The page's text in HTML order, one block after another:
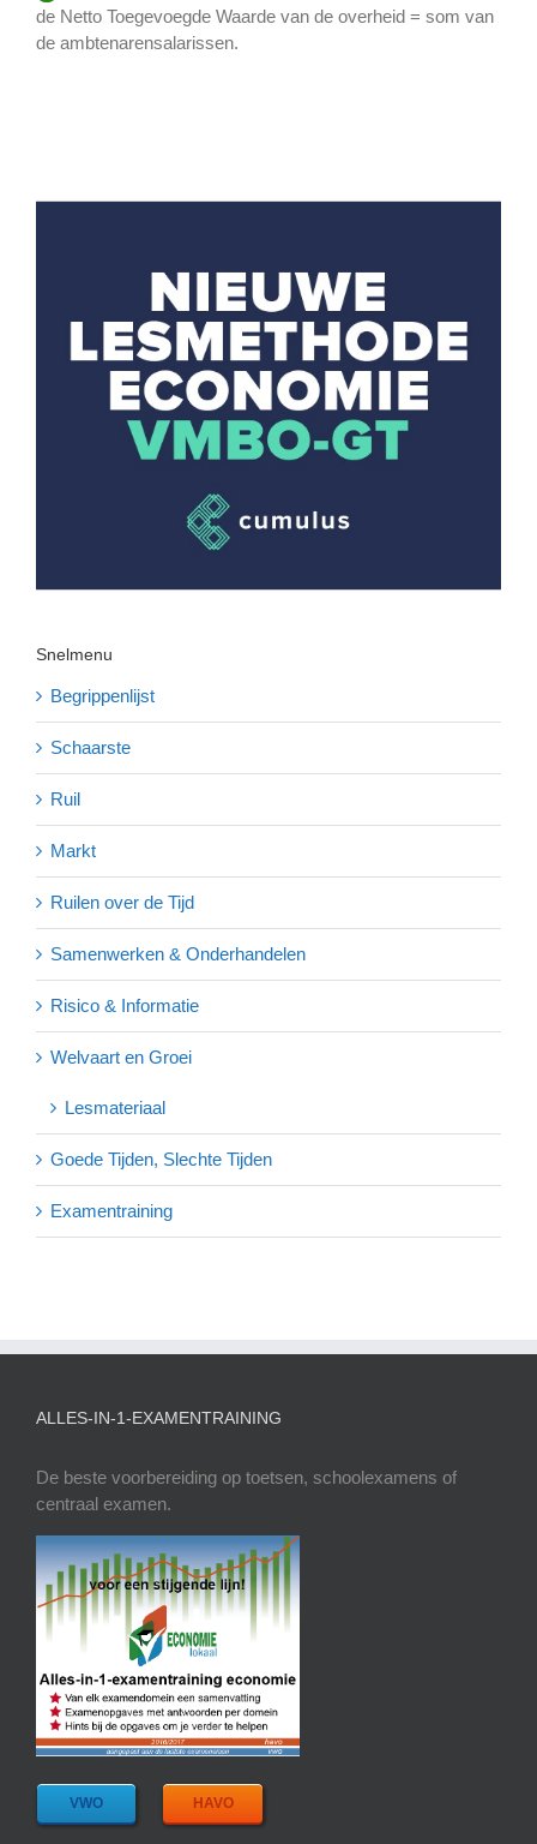
de Netto Toegevoegde Waarde van de overheid = som van
de ambtenarensalarissen.
Snelmenu
Begrippenlijst
Schaarste
Ruil
Markt
Ruilen over de Tijd
Samenwerken & Onderhandelen
Risico & Informatie
Welvaart en Groei
Lesmateriaal
Goede Tijden, Slechte Tijden
Examentraining
ALLES-IN-1-EXAMENTRAINING
De beste voorbereiding op toetsen, schoolexamens of
centraal examen.
VWO HAVO